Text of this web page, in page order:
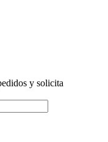
y solicita